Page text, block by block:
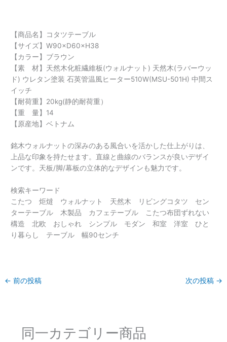
【商品名】コタツテーブル
【サイズ】W90×D60×H38
【カラー】ブラウン
【素 材】天然木化粧繊維板(ウォルナット) 天然木(ラバーウッ
ド) ウレタン塗装 石英管温風ヒーター510W(MSU-501H) 中間ス
イッチ
【耐荷重】20kg(静的耐荷重）
【重 量】14
【原産地】ベトナム
銘木ウォルナットの深みのある風合いを活かした仕上がりは、
上品な印象を持たせます。直線と曲線のバランスが良いデザイ
ンです。天板/脚/幕板の立体的なデザインも魅力です。
検索キーワード
こたつ 炬燵 ウォルナット 天然木 リビングコタツ セン
ターテーブル 木製品 カフェテーブル こたつ布団ずれない
構造 北欧 おしゃれ シンプル モダン 和室 洋室 ひと
り暮らし テーブル 幅90センチ
← 前の投稿 次の投稿 →
同一カテゴリー商品